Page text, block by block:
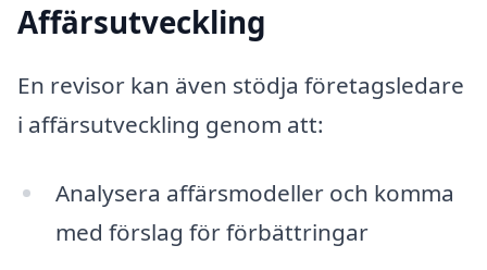
Affärsutveckling
En revisor kan även stödja företagsledare
i affärsutveckling genom att:
Analysera affärsmodeller och komma
med förslag för förbättringar